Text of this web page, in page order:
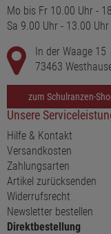
Produkte.
weltweit zu
FOUNDATION (FWF).
Eigenschaften
Hauptfach mit 3
Standfestigkeit
Slide Down Funktion
Geheimfach
Schlaufe zum Tragen
Mo bis Fr 10.00 Uhr -
Sa 9.00 Uhr - 13.00 Uhr
In der Waage 15
73463
zum Schulranzen-
Unsere
Hilfe & Kontakt
Versandkosten
Zahlungsarten
Artikel zurücksenden
Widerrufsrecht
Newsletter bestellen
Direktbestellung